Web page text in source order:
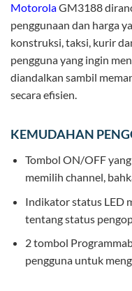
MotorolaGM3188
penggunaan dan harga
konstruksi, taksi, kurir
pengguna yang ingin
diandalkan sambil
secara efisien.
KEMUDAHAN
Tombol ON/OFF
memilih channel,
Indikator status LED
tentang status
2 tombol
pengguna untuk